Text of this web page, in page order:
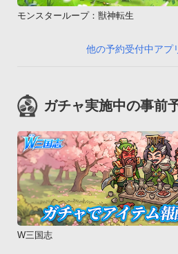
モンスターループ：獣神転生
他の予約受付中アプ
ガチャ実施中の事前
W三国志